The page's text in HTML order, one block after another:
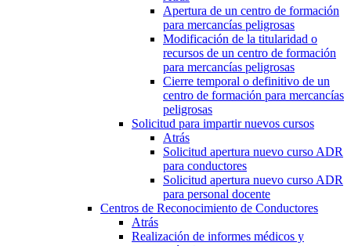
Apertura de un centro de formación
para mercancías peligrosas
Modificación de la titularidad o
recursos de un centro de formación
para mercancías peligrosas
Cierre temporal o definitivo de un
centro de formación para mercancías
peligrosas
Solicitud para impartir nuevos cursos
Atrás
Solicitud apertura nuevo curso ADR
para conductores
Solicitud apertura nuevo curso ADR
para personal docente
Centros de Reconocimiento de Conductores
Atrás
Realización de informes médicos y